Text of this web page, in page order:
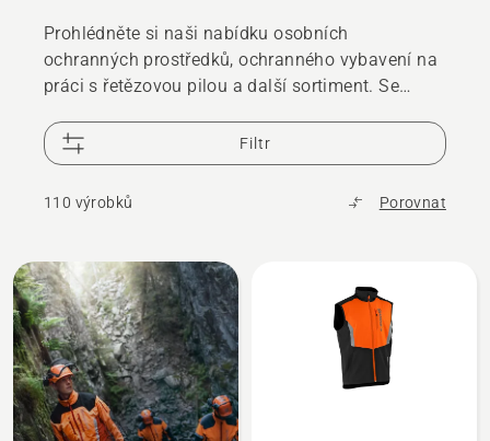
Prohlédněte si naši nabídku osobních
ochranných prostředků, ochranného vybavení na
práci s řetězovou pilou a další sortiment. Se
připraveni na každou situaci.
Filtr
110 výrobků Porovnat
Všechny
výrobky